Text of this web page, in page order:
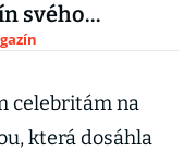
svého
otce
celebritám na
která dosáhla